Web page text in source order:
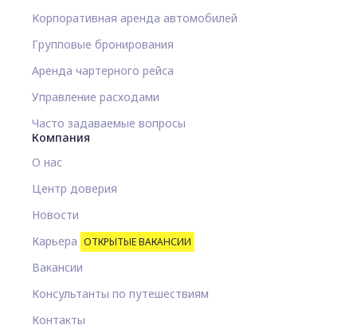
Корпоративная аренда автомобилей
Групповые бронирования
Аренда чартерного рейса
Управление расходами
Часто задаваемые вопросы
Компания
О нас
Центр доверия
Новости
Карьера ОТКРЫТЫЕ ВАКАНСИИ
Вакансии
Консультанты по путешествиям
Контакты